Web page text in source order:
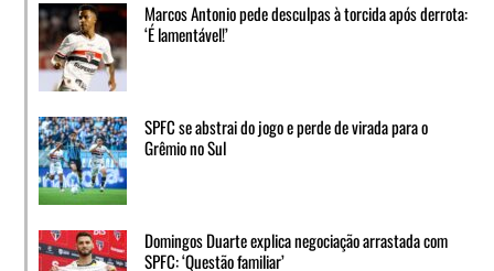
Marcos Antonio pede desculpas à torcida após derrota:
‘É lamentável!’
SPFC se abstrai do jogo e perde de virada para o
Grêmio no Sul
Domingos Duarte explica negociação arrastada com
SPFC: ‘Questão familiar’